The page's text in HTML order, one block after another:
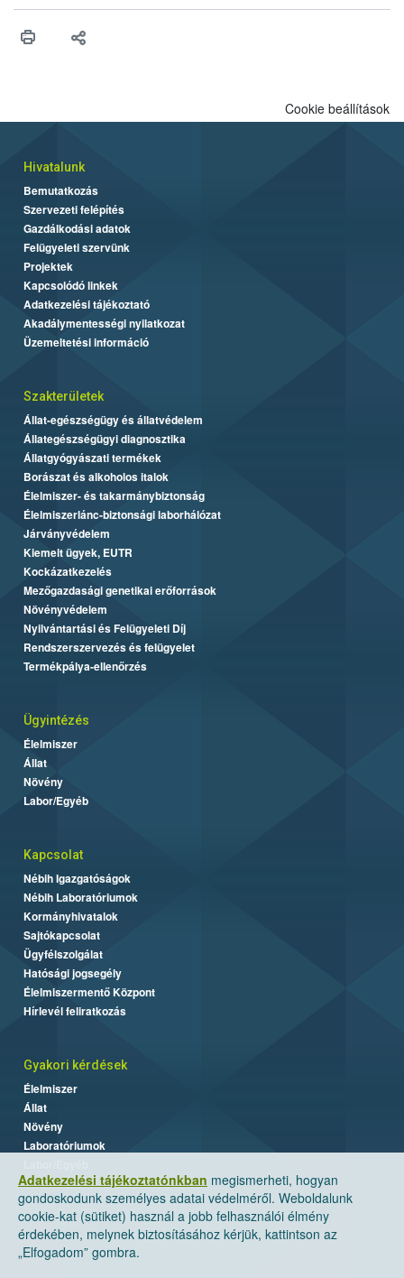
vonni az ebek viselkedésének megítélésében jártas szakértőt.
Adatkezelési tájékoztatónkban megismerheti, hogyan
gondoskodunk személyes adatai védelméről. Weboldalunk
cookie-kat (sütiket) használ a jobb felhasználói élmény
érdekében, melynek biztosításához kérjük, kattintson az
„Elfogadom” gombra.
Cookie beállítások
Hivatalunk
Bemutatkozás
Szervezeti felépítés
Gazdálkodási adatok
Felügyeleti szervünk
Projektek
Kapcsolódó linkek
Adatkezelési tájékoztató
Akadálymentességi nyilatkozat
Üzemeltetési információ
Szakterületek
Állat-egészségügy és állatvédelem
Állategészségügyi diagnosztika
Állatgyógyászati termékek
Borászat és alkoholos italok
Élelmiszer- és takarmánybiztonság
Élelmiszerlánc-biztonsági laborhálózat
Járványvédelem
Kiemelt ügyek, EUTR
Kockázatkezelés
Mezőgazdasági genetikai erőforrások
Növényvédelem
Nyilvántartási és Felügyeleti Díj
Rendszerszervezés és felügyelet
Termékpálya-ellenőrzés
Ügyintézés
Élelmiszer
Állat
Növény
Labor/Egyéb
Kapcsolat
Nébih Igazgatóságok
Nébih Laboratóriumok
Kormányhivatalok
Sajtókapcsolat
Ügyfélszolgálat
Hatósági jogsegély
Élelmiszermentő Központ
Hírlevél feliratkozás
Gyakori kérdések
Élelmiszer
Állat
Növény
Laboratóriumok